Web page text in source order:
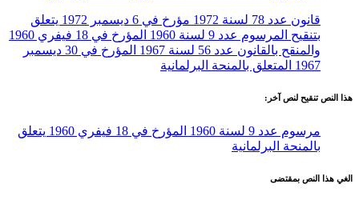
قانون عدد 78 لسنة 1972 مؤرخ في 6 ديسمبر 1972 يتعلق
بتنقيح المرسوم عدد 9 لسنة 1960 المؤرخ في 18 فيفري 1960
والمنقح بالقانون عدد 56 لسنة 1967 المؤرخ في 30 ديسمبر
1967 المتعلق بالمنحة البرلمانية
هذا النص تنقيح لنص آخر:
مرسوم عدد 9 لسنة 1960 المؤرخ في 18 فيفري 1960 يتعلق
بالمنحة البرلمانية
الغي هذا النص بمقتضى